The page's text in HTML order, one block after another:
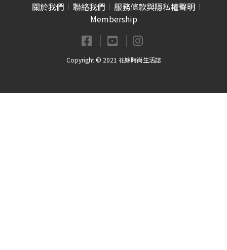
關於我們 聯絡我們
服務條款與隱私權聲明
Membership
Copyright © 2021 花嫁時尚生活誌